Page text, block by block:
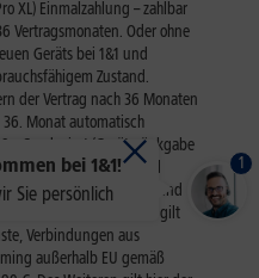
1
bei 1&1!
Sie persönlich